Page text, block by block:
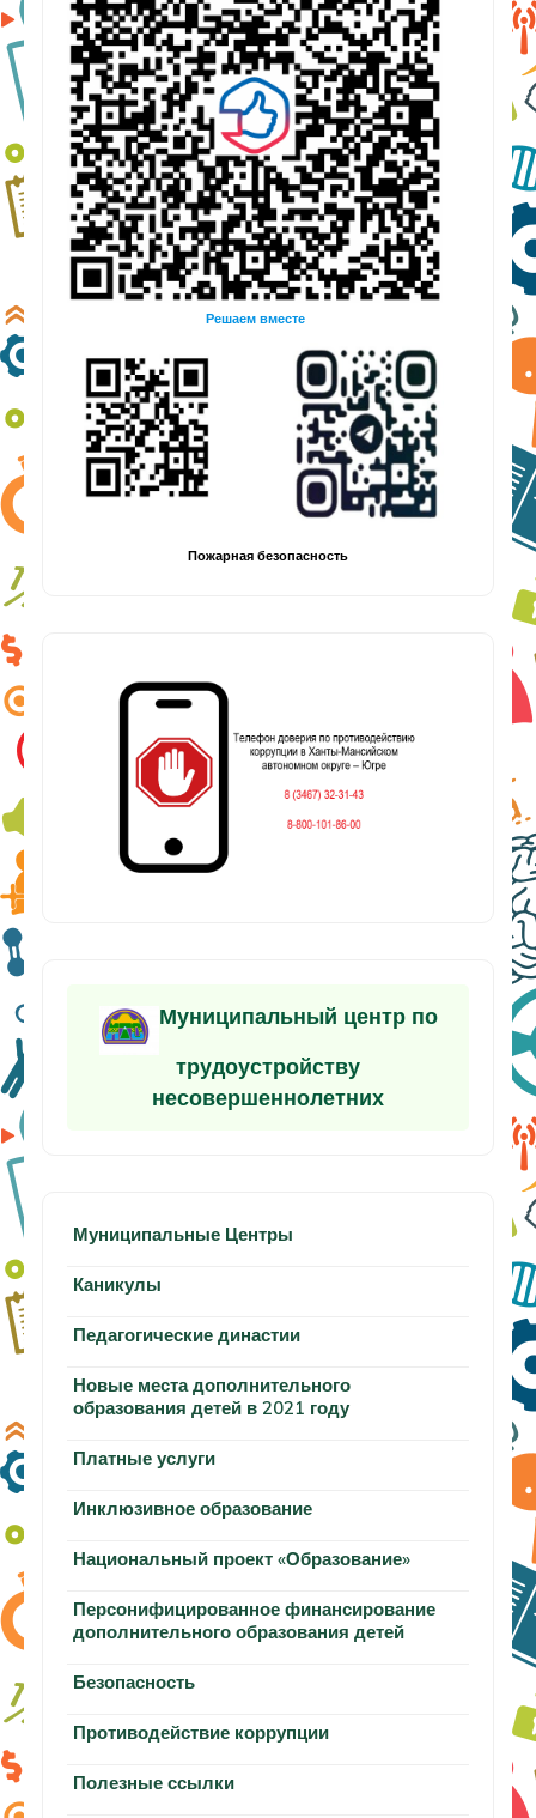
Решаем вместе
Пожарная безопасность
Муниципальный центр по
трудоустройству
несовершеннолетних
Муниципальные Центры
Каникулы
Педагогические династии
Новые места дополнительного
образования детей в 2021 году
Платные услуги
Инклюзивное образование
Национальный проект «Образование»
Персонифицированное финансирование
дополнительного образования детей
Безопасность
Противодействие коррупции
Полезные ссылки